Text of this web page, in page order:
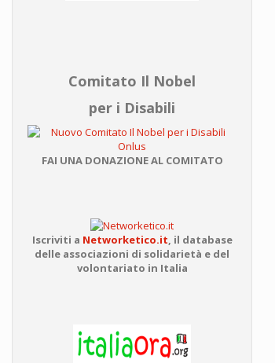
Comitato Il Nobel
per i Disabili
FAI UNA DONAZIONE AL COMITATO
Iscriviti a Networketico.it il database
delle associazioni di solidarietà e del
volontariato in Italia